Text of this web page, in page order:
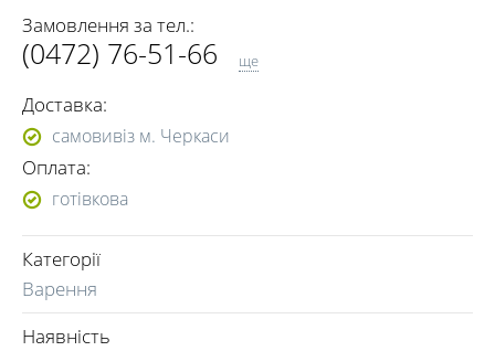
Замовлення за тел.:
(0472) 76-51-66
(096) 009-49-33
ще
Доставка:
самовивіз м. Черкаси
Оплата:
готівкова
Категорії
Варення
Наявність